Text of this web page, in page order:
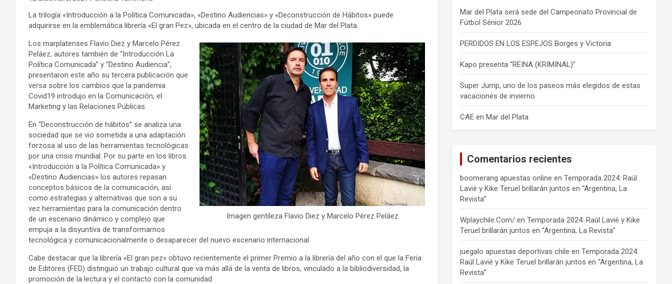
La trilogía «Introducción a la Política Comunicada», «Destino Audiencias» y «Deconstrucción de Hábitos» puede
adquirirse en la emblemática librería «El gran Pez», ubicada en el centro de la ciudad de Mar del Plata.
Imagen gentileza Flavio Diez y Marcelo Pérez Peláez
Los marplatenses Flavio Diez y Marcelo Pérez
Peláez, autores también de “Introducción La
Política Comunicada” y “Destino Audiencia”,
presentaron este año su tercera publicación que
versa sobre los cambios que la pandemia
Covid19 introdujo en la Comunicación, el
Marketing y las Relaciones Públicas.
En “Deconstrucción de hábitos” se analiza una
sociedad que se vio sometida a una adaptación
forzosa al uso de las herramientas tecnológicas
por una crisis mundial. Por su parte en los libros
«Introducción a la Política Comunicada» y
«Destino Audiencias» los autores repasan
conceptos básicos de la comunicación, así
como estrategias y alternativas que son a su
vez herramientas para la comunicación dentro
de un escenario dinámico y complejo que
empuja a la disyuntiva de transformarnos
tecnológica y comunicacionalmente o desaparecer del nuevo escenario internacional.
Cabe destacar que la librería «El gran pez» obtuvo recientemente el primer Premio a la librería del año con el que la Feria
de Editores (FED) distinguió un trabajo cultural que va más allá de la venta de libros, vinculado a la bibliodiversidad, la
promoción de la lectura y el contacto con la comunidad.
Mar del Plata será sede del Campeonato Provincial de
Fútbol Sénior 2026
PERDIDOS EN LOS ESPEJOS Borges y Victoria
Kapo presenta “REINA (KRIMINAL)”
Super Jump, uno de los paseos más elegidos de estas
vacaciones de invierno
CAE en Mar del Plata
Comentarios recientes
boomerang apuestas online enTemporada 2024: Raúl
Lavié y Kike Teruel brillarán juntos en “Argentina, La
Revista”
Wplaychile.Com/ enTemporada 2024: Raúl Lavié y Kike
Teruel brillarán juntos en “Argentina, La Revista”
juegalo apuestas deportivas chile enTemporada 2024:
Raúl Lavié y Kike Teruel brillarán juntos en “Argentina, La
Revista”